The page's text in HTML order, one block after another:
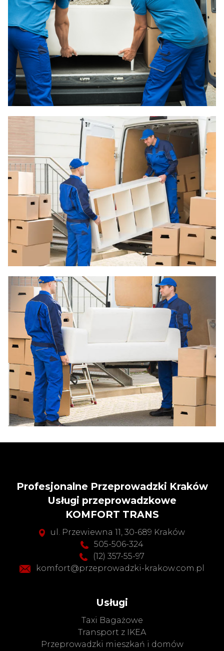
Profesjonalne Przeprowadzki Kraków
Usługi przeprowadzkowe
KOMFORT TRANS
ul. Przewiewna 11, 30-689 Kraków
505-506-324
(12) 357-55-97
komfort@przeprowadzki-krakow.com.pl
Usługi
Taxi Bagażowe
Transport z IKEA
Przeprowadzki mieszkań i domów